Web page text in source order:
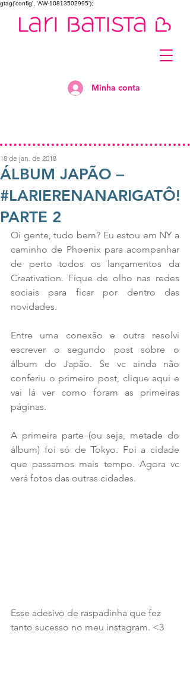
gtag('config', 'AW-10813502995');
Minha conta
ÁLBUM JAPÃO –
#LARIERENANARIGATÔ!
PARTE 2
18 de jan. de 2018
Oi gente, tudo bem? Eu estou em NY a
caminho de Phoenix para acompanhar
de perto todos os lançamentos da
Creativation. Fique de olho nas redes
sociais para ficar por dentro das
novidades.
Entre uma conexão e outra resolvi
escrever o segundo post sobre o
álbum do Japão. Se vc ainda não
conferiu o primeiro post, clique aqui e
vai lá ver como foram as primeiras
páginas.
A primeira parte (ou seja, metade do
álbum) foi só de Tokyo. Foi a cidade
que passamos mais tempo. Agora vc
verá fotos das outras cidades.
Esse adesivo de raspadinha que fez
tanto sucesso no meu instagram. <3